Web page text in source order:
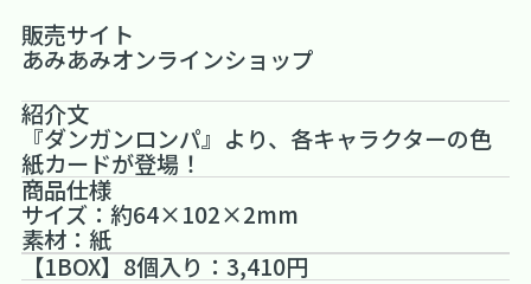
販売サイト
あみあみオンラインショップ
紹介文
『ダンガンロンパ』より、各キャラクターの色
紙カードが登場！
商品仕様
サイズ：約64×102×2mm
素材：紙
【1BOX】8個入り：3,410円